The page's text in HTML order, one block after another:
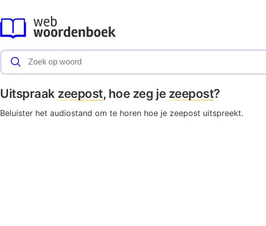
Uitspraak zeepost, hoe zeg je zeepost?
Beluister het audiostand om te horen hoe je zeepost uitspreekt.